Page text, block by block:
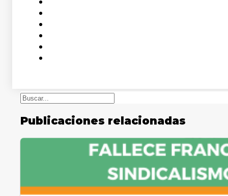
Buscar
Publicaciones relacionadas